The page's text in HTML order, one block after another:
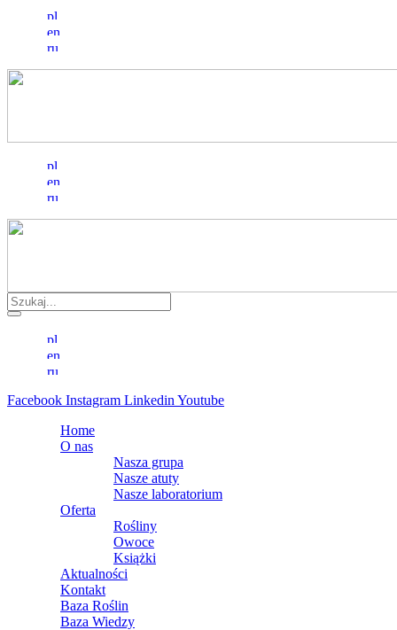
Facebook Instagram Linkedin Youtube
Home
O nas
Nasza grupa
Nasze atuty
Nasze laboratorium
Oferta
Rośliny
Owoce
Książki
Aktualności
Kontakt
Baza Roślin
Baza Wiedzy